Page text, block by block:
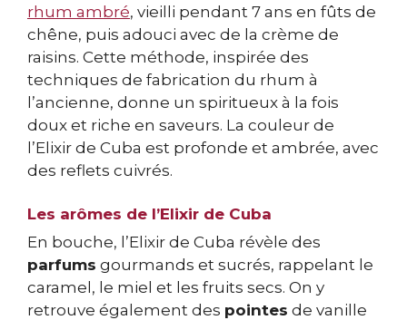
rhum ambré, vieilli pendant 7 ans en fûts de
chêne, puis adouci avec de la crème de
raisins. Cette méthode, inspirée des
techniques de fabrication du rhum à
l’ancienne, donne un spiritueux à la fois
doux et riche en saveurs. La couleur de
l’Elixir de Cuba est profonde et ambrée, avec
des reflets cuivrés.
Les arômes de l’Elixir de Cuba
En bouche, l’Elixir de Cuba révèle des
parfums gourmands et sucrés, rappelant le
caramel, le miel et les fruits secs. On y
retrouve également des pointes de vanille